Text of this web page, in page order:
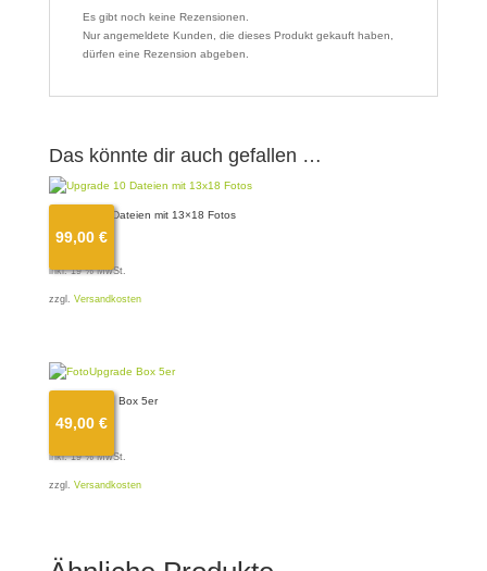
Es gibt noch keine Rezensionen.
Nur angemeldete Kunden, die dieses Produkt gekauft haben,
dürfen eine Rezension abgeben.
Das könnte dir auch gefallen …
99,00 €
Upgrade 10 Dateien mit 13×18 Fotos
99,00€
inkl. 19 % MwSt.
zzgl. Versandkosten
49,00 €
FotoUpgrade Box 5er
49,00€
inkl. 19 % MwSt.
zzgl. Versandkosten